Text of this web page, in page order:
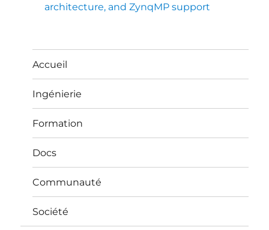
architecture, and ZynqMP support
Accueil
Ingénierie
Formation
Docs
Communauté
Société